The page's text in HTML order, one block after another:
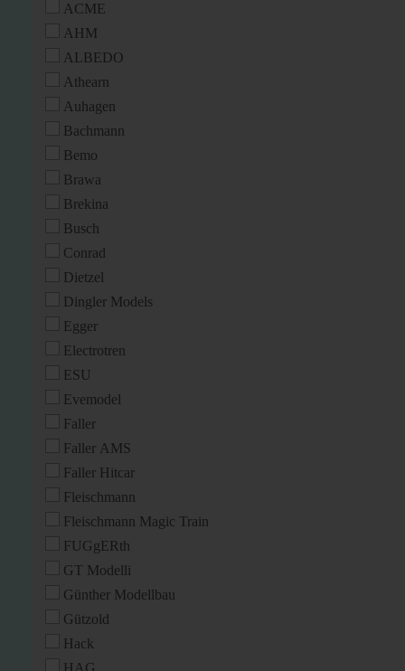
ACME
AHM
ALBEDO
Athearn
Auhagen
Bachmann
Bemo
Brawa
Brekina
Busch
Conrad
Dietzel
Dingler Models
Egger
Electrotren
ESU
Evemodel
Faller
Faller AMS
Faller Hitcar
Fleischmann
Fleischmann Magic Train
FUGgERth
GT Modelli
Günther Modellbau
Gützold
Hack
HAG